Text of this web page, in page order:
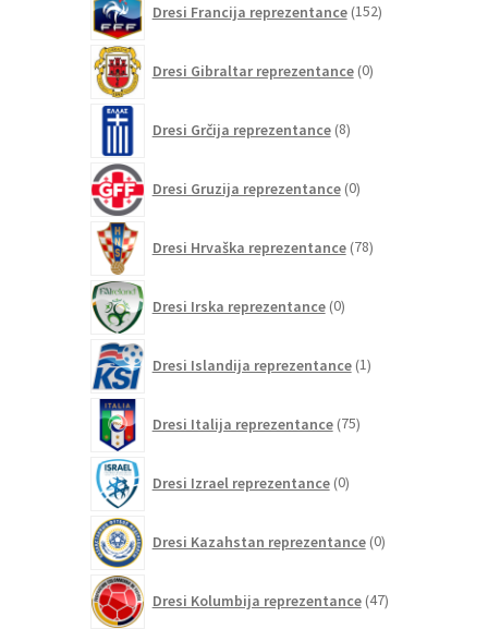
Dresi Francija reprezentance 152izdelkov
Dresi Gibraltar reprezentance 0izdelkov
Dresi Grčija reprezentance 8izdelkov
Dresi Gruzija reprezentance 0izdelkov
Dresi Hrvaška reprezentance 78izdelkov
Dresi Irska reprezentance 0izdelkov
Dresi Islandija reprezentance 1izdelek
Dresi Italija reprezentance 75izdelkov
Dresi Izrael reprezentance 0izdelkov
Dresi Kazahstan reprezentance 0izdelkov
Dresi Kolumbija reprezentance 47izdelkov